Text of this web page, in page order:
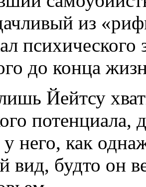
из
психического
до конца
Йейтсу
него, как
вид, будто он